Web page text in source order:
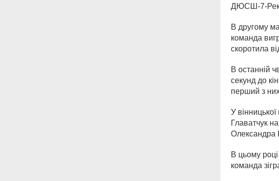
ДЮСШ-7-
В другому
команда
скоротила
В останній
секунд до
перший з
У
Главатчук
Олександра
В цьому
команда